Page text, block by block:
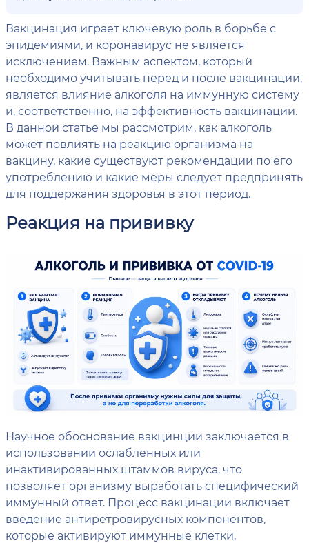
Вакцинация играет ключевую роль в борьбе с
эпидемиями, и коронавирус не является
исключением. Важным аспектом, который
необходимо учитывать перед и после вакцинации,
является влияние алкоголя на иммунную систему
и, соответственно, на эффективность вакцинации.
В данной статье мы рассмотрим, как алкоголь
может повлиять на реакцию организма на
вакцину, какие существуют рекомендации по его
употреблению и какие меры следует предпринять
для поддержания здоровья в этот период.
Реакция на прививку
Научное обоснование вакцинции заключается в
использовании ослабленных или
инактивированных штаммов вируса, что
позволяет организму выработать специфический
иммунный ответ. Процесс вакцинации включает
введение антиретровирусных компонентов,
которые активируют иммунные клетки,